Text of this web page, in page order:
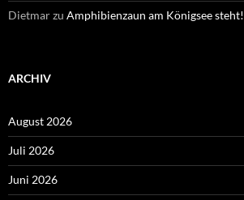
Dietmarzu Amphibienzaun am Königsee steht!
ARCHIV
August 2026
Juli 2026
Juni 2026